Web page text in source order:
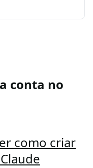
conta no
como criar